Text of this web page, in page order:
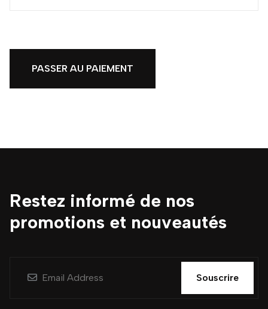
PASSER AU PAIEMENT
Restez informé de nos
promotions et nouveautés
Souscrire